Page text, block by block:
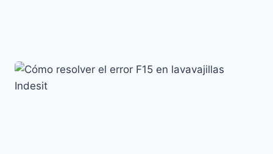
Lavavajillas Candy: Soluciona el Error E2 fácilmente
Códigos de error y su significado